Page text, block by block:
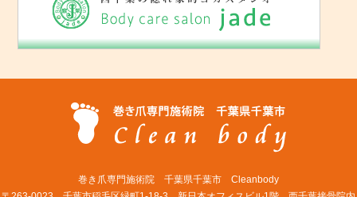
巻き爪専門施術院 千葉県千葉市 Cleanbody